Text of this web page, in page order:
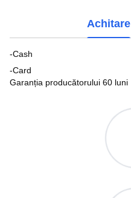
Achitare
-Cash
-Card
Garanția producătorului 60 luni